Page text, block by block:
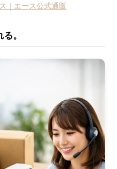
｜エース公式通販
。